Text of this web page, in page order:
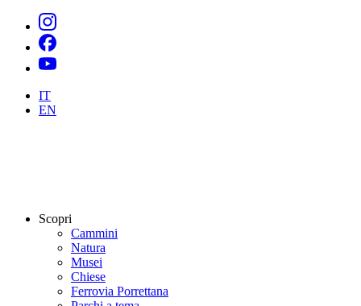
IT
EN
Scopri
Cammini
Natura
Musei
Chiese
Ferrovia Porrettana